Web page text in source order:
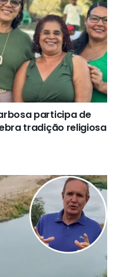
participa de
tradição religiosa